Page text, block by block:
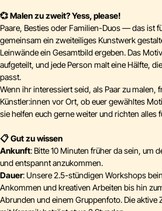
💞 Malen zu zweit? Yess, please!
Paare, Besties oder Familien-Duos — das ist
gemeinsam ein zweiteiliges Kunstwerk
Leinwände ein Gesamtbild ergeben. Das
aufgeteilt, und jede Person malt eine Hälfte,
passt.
Wenn ihr interessiert seid, als Paar zu malen,
Künstler:innen vor Ort, ob euer gewähltes
sie helfen euch gerne weiter und richten alles
📋 Gut zu wissen
Ankunft: Bitte 10 Minuten früher da sein, um
und entspannt anzukommen.
Dauer: Unsere 2.5-stündigen Workshops
Ankommen und kreativen Arbeiten bis hin
Abrunden und einem Gruppenfoto. Die aktive